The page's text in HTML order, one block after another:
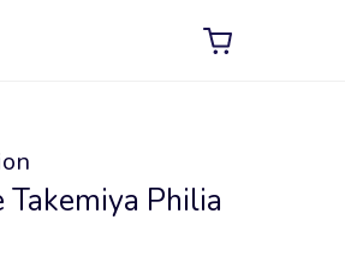
Takemiya Philia